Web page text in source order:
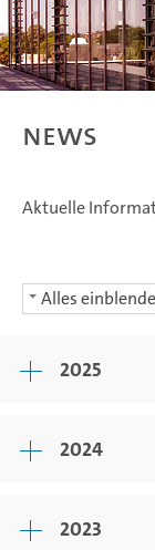
News
Aktuelle
Alles
2025
2024
2023